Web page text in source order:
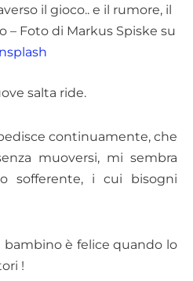
il gioco.. e il rumore, il
Foto di Markus Spiske su
salta ride.
continuamente, che
muoversi, mi sembra
sofferente, i cui bisogni
è felice quando lo
!